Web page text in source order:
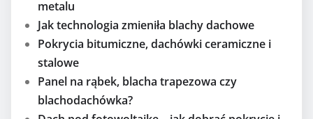
metalu
Jak technologia zmieniła blachy dachowe
Pokrycia bitumiczne, dachówki ceramiczne i
stalowe
Panel na rąbek, blacha trapezowa czy
blachodachówka?